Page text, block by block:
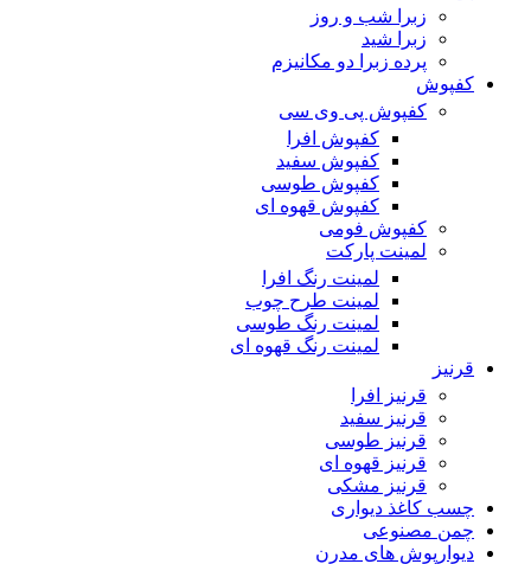
زبرا شب و روز
زبرا شید
پرده زبرا دو مکانیزم
کفپوش
کفپوش پی وی سی
کفپوش افرا
کفپوش سفید
کفپوش طوسی
کفپوش قهوه ای
کفپوش فومی
لمینت پارکت
لمینت رنگ افرا
لمینت طرح چوب
لمینت رنگ طوسی
لمینت رنگ قهوه ای
قرنیز
قرنیز افرا
قرنیز سفید
قرنیز طوسی
قرنیز قهوه ای
قرنیز مشکی
چسب کاغذ دیواری
چمن مصنوعی
دیوارپوش های مدرن